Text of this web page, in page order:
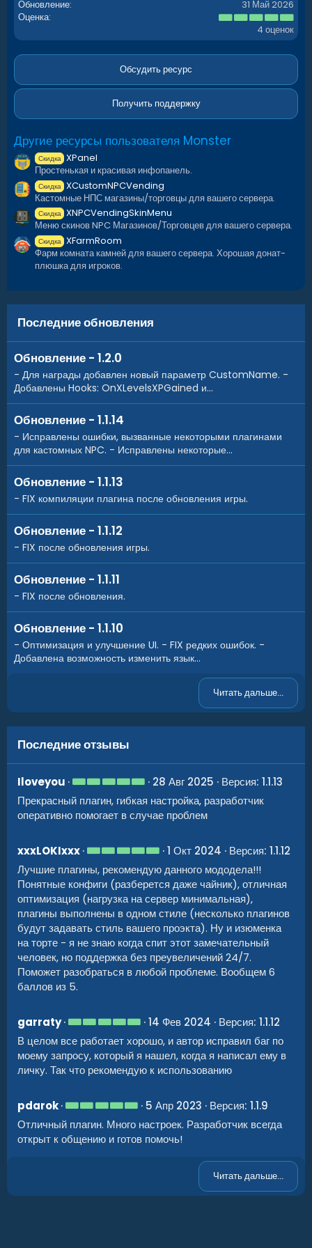
- Возможность скрыть награду. [ Награда не будет
отображаться пока игрок не достигнет нужного уровня. ]
РАБОТА С BetterLoot
Шортнеймы для настройки конфига.
Обзор:
Обновление
31 Май 2026
Оценка
5
.
0
з
ё
з
4 оценок
Обсудить ресурс
Получить поддержку
Другие ресурсы пользователя Monster
Скидка XPanel
Простенькая и красивая инфопанель.
Скидка XCustomNPCVending
Кастомные НПС магазины/торговцы для вашего сервера.
Скидка XNPCVendingSkinMenu
Меню скинов NPC Магазинов/Торговцев для вашего сервера.
Скидка XFarmRoom
Фарм комната камней для вашего сервера. Хорошая донат-
плюшка для игроков.
Последние обновления
Обновление - 1.2.0
- Для награды добавлен новый параметр CustomName. -
Добавлены Hooks: OnXLevelsXPGained и...
Обновление - 1.1.14
- Исправлены ошибки, вызванные некоторыми плагинами
для кастомных NPC. - Исправлены некоторые...
Обновление - 1.1.13
- FIX компиляции плагина после обновления игры.
Обновление - 1.1.12
- FIX после обновления игры.
Обновление - 1.1.11
- FIX после обновления.
Обновление - 1.1.10
- Оптимизация и улучшение UI. - FIX редких ошибок. -
Добавлена возможность изменить язык...
Читать дальше...
Последние отзывы
Iloveyou 5
0
0
з
ё
з
д
28 Авг 2025
Версия: 1.1.13
Прекрасный плагин, гибкая настройка, разработчик
оперативно помогает в случае проблем
xxxLOKIxxx 5
0
0
з
в
ё
з
д
1 Окт 2024
Версия: 1.1.12
Лучшие плагины, рекомендую данного мододела!!!
Понятные конфиги (разберется даже чайник), отличная
оптимизация (нагрузка на сервер минимальная),
плагины выполнены в одном стиле (несколько плагинов
будут задавать стиль вашего проэкта). Ну и изюменка
на торте - я не знаю когда спит этот замечательный
человек, но поддержка без преувеличений 24/7.
Поможет разобраться в любой проблеме. Вообщем 6
баллов из 5.
garraty 5
0
0
з
в
д
14 Фев 2024
Версия: 1.1.12
В целом все работает хорошо, и автор исправил баг по
моему запросу, который я нашел, когда я написал ему в
личку. Так что рекомендую к использованию
pdarok 5
0
0
з
5 Апр 2023
Версия: 1.1.9
Отличный плагин. Много настроек. Разработчик всегда
открыт к общению и готов помочь!
Читать дальше...